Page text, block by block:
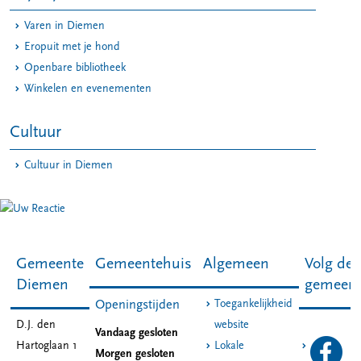
Varen in Diemen
Eropuit met je hond
Openbare bibliotheek
Winkelen en evenementen
Cultuur
Cultuur in Diemen
Gemeente
Diemen
D.J. den
Hartoglaan 1
Gemeentehuis
Openingstijden
Vandaag gesloten
Morgen gesloten
Algemeen
Toegankelijkheid
website
Lokale
Volg de